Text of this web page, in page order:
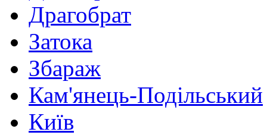
Драгобрат
Затока
Збараж
Кам'янець-Подільський
Київ